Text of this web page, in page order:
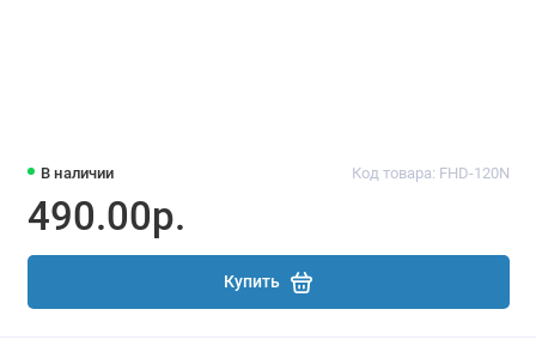
В наличии Код товара: FHD-120N
490.00р.
Купить